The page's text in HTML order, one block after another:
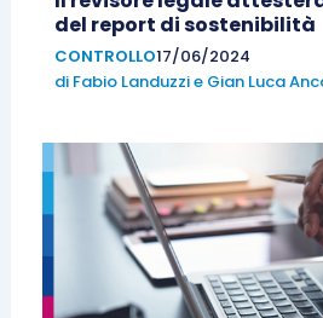
del report di sostenibilità
CONTROLLO17/06/2024
di Fabio Landuzzie Gian Luca